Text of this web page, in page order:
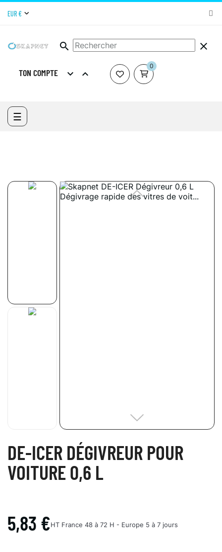
EUR €
search clear
TON COMPTE  
0
Basculer
la
☰
D'ENTRETIEN
POUR VOITURE 0,6 L
DE-ICER DÉGIVREUR POUR
VOITURE 0,6 L
5,83 €HT France 48 à 72 H - Europe 5 à 7 jours